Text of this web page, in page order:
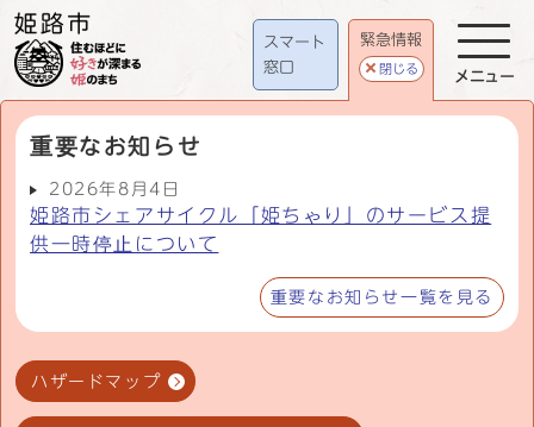
スマート
窓口
緊急情報
閉じる
重要なお知らせ
2026年8月4日
姫路市シェアサイクル「姫ちゃり」のサービス提
供一時停止について
重要なお知らせ一覧を見る
ハザードマップ
メニュー